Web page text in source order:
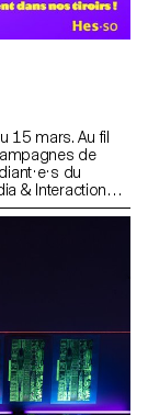
15 mars. Au fil
de
du
& Interaction
des